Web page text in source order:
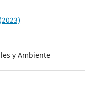
y Ambiente